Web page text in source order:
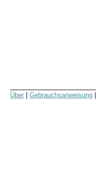
Über Gebrauchsanweisung